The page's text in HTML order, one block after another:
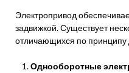
Электропривод
задвижкой. Существует
отличающихся по принципу
Однооборотные